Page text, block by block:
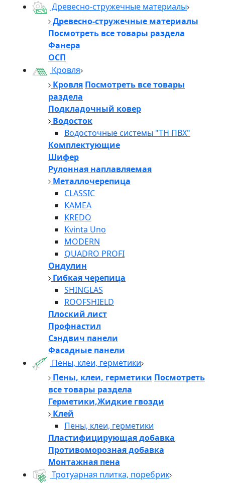
Древесно-стружечные материалы
Древесно-стружечные материалы
Посмотреть все товары раздела
Фанера
ОСП
Кровля
Кровля Посмотреть все товары
раздела
Подкладочный ковер
Водосток
Водосточные системы "ТН ПВХ"
Комплектующие
Шифер
Рулонная наплавляемая
Металлочерепица
CLASSIC
KAMEA
KREDO
Kvinta Uno
MODERN
QUADRO PROFI
Ондулин
Гибкая черепица
SHINGLAS
ROOFSHIELD
Плоский лист
Профнастил
Сэндвич панели
Фасадные панели
Пены, клеи, герметики
Пены, клеи, герметики Посмотреть
все товары раздела
Герметики,Жидкие гвозди
Клей
Пены, клеи, герметики
Пластифицирующая добавка
Противоморозная добавка
Монтажная пена
Тротуарная плитка, поребрик